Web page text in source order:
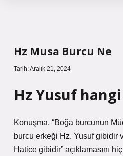
Hz Musa Burcu Ne
Tarih: Aralık 21, 2024
Hz Yusuf
Konuşma. “Boğa burcunun
burcu erkeği Hz. Yusuf gibidir
Hatice gibidir” açıklamasını